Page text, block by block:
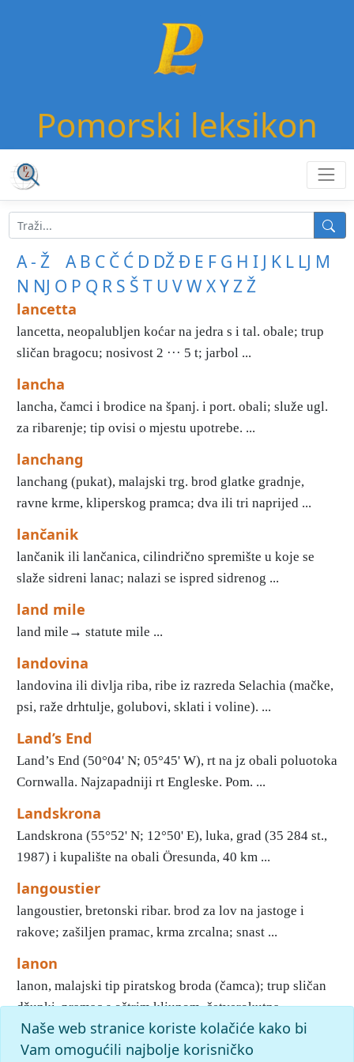
Pomorski leksikon
A - Ž A B C Č Ć D DŽĐ E F G H I J K L LJ M
N NJ O P Q R S Š T U VWXYZŽ
lancetta
lancetta, neopalubljen koćar na jedra s i tal. obale; trup
sličan bragocu; nosivost 2 ··· 5 t; jarbol ...
lancha
lancha, čamci i brodice na španj. i port. obali; služe ugl.
za ribarenje; tip ovisi o mjestu upotrebe. ...
lanchang
lanchang (pukat), malajski trg. brod glatke gradnje,
ravne krme, kliperskog pramca; dva ili tri naprijed ...
lančanik
lančanik ili lančanica, cilindrično spremište u koje se
slaže sidreni lanac; nalazi se ispred sidrenog ...
land mile
land mile→ statute mile ...
landovina
landovina ili divlja riba, ribe iz razreda Selachia (mačke,
psi, raže drhtulje, golubovi, sklati i voline). ...
Land’s End
Land’s End (50°04' Ν; 05°45' W), rt na jz obali poluotoka
Cornwalla. Najzapadniji rt Engleske. Pom. ...
Landskrona
Landskrona (55°52' N; 12°50' E), luka, grad (35 284 st.,
1987) i kupalište na obali Öresunda, 40 km ...
langoustier
langoustier, bretonski ribar. brod za lov na jastoge i
rakove; zašiljen pramac, krma zrcalna; snast ...
lanon
lanon, malajski tip piratskog broda (čamca); trup sličan
džunki, pramac s oštrim kljunom, četverokutna ...
Naše web stranice koriste kolačiće kako bi
Vam omogućili najbolje korisničko